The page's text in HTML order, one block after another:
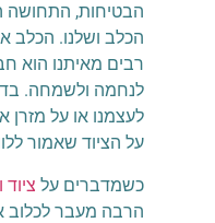
הבטיחות, התחושה
הכלב ושלנו. הכלב
רבים מאיתנו הוא
לנחמה ולשמחה.
לעצמנו או על מזרן
על הציוד שאמור
כשמדברים על
הרבה מעבר לכלוב